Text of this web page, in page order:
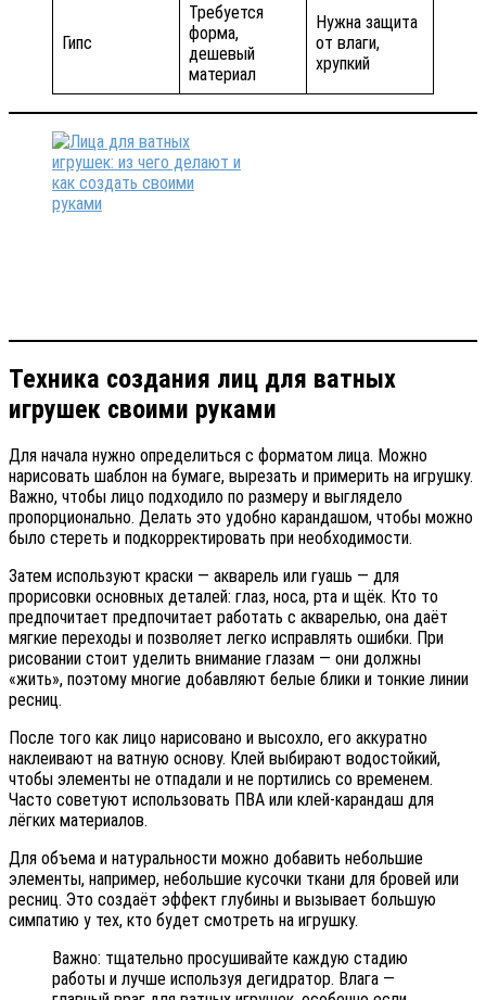
Гипс
Требуется
форма,
дешевый
материал
Нужна защита
от влаги,
хрупкий
Техника создания лиц для ватных
игрушек своими руками
Для начала нужно определиться с форматом лица. Можно
нарисовать шаблон на бумаге, вырезать и примерить на игрушку.
Важно, чтобы лицо подходило по размеру и выглядело
пропорционально. Делать это удобно карандашом, чтобы можно
было стереть и подкорректировать при необходимости.
Затем используют краски — акварель или гуашь — для
прорисовки основных деталей: глаз, носа, рта и щёк. Кто то
предпочитает предпочитает работать с акварелью, она даёт
мягкие переходы и позволяет легко исправлять ошибки. При
рисовании стоит уделить внимание глазам — они должны
«жить», поэтому многие добавляют белые блики и тонкие линии
ресниц.
После того как лицо нарисовано и высохло, его аккуратно
наклеивают на ватную основу. Клей выбирают водостойкий,
чтобы элементы не отпадали и не портились со временем.
Часто советуют использовать ПВА или клей-карандаш для
лёгких материалов.
Для объема и натуральности можно добавить небольшие
элементы, например, небольшие кусочки ткани для бровей или
ресниц. Это создаёт эффект глубины и вызывает большую
симпатию у тех, кто будет смотреть на игрушку.
Важно: тщательно просушивайте каждую стадию
работы и лучше используя дегидратор. Влага —